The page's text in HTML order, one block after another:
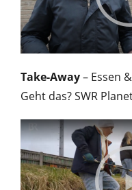
Take-Away– Essen
Geht das? SWR